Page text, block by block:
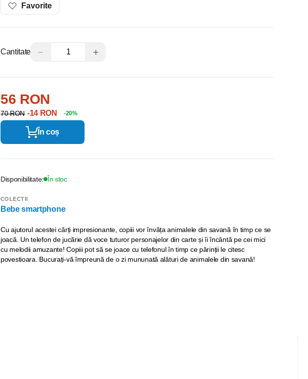
Favorite
Cantitate − +
56 RON
70 RON -14 RON -20%
În coș
Disponibilitate: În stoc
COLECTII
Bebe smartphone
Cu ajutorul acestei cărți impresionante, copiii vor învăța animalele din savană în timp ce se
joacă. Un telefon de jucărie dă voce tuturor personajelor din carte și îi încântă pe cei mici
cu melodii amuzante! Copiii pot să se joace cu telefonul în timp ce părinții le citesc
povestioara. Bucurați-vă împreună de o zi mununată alături de animalele din savană!